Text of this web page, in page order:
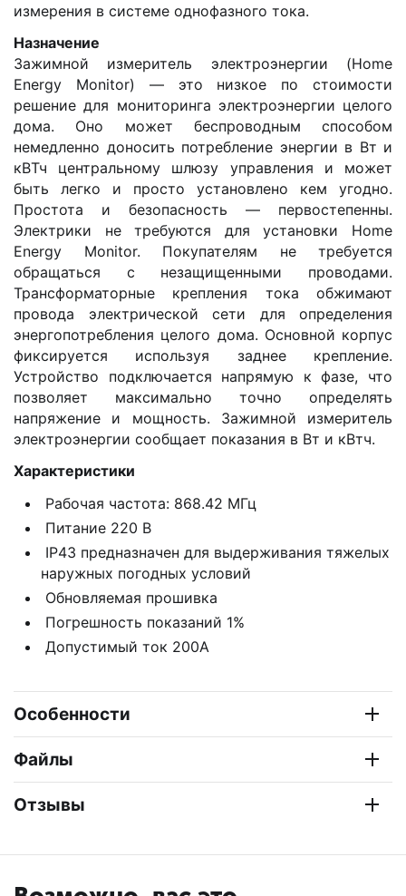
измерения в системе однофазного тока.
Назначение
Зажимной измеритель электроэнергии (Home
Energy Monitor) — это низкое по стоимости
решение для мониторинга электроэнергии целого
дома. Оно может беспроводным способом
немедленно доносить потребление энергии в Вт и
кВТч центральному шлюзу управления и может
быть легко и просто установлено кем угодно.
Простота и безопасность — первостепенны.
Электрики не требуются для установки Home
Energy Monitor. Покупателям не требуется
обращаться с незащищенными проводами.
Трансформаторные крепления тока обжимают
провода электрической сети для определения
энергопотребления целого дома. Основной корпус
фиксируется используя заднее крепление.
Устройство подключается напрямую к фазе, что
позволяет максимально точно определять
напряжение и мощность. Зажимной измеритель
электроэнергии сообщает показания в Вт и кВтч.
Xарактеристики
Рабочая частота: 868.42 МГц
Питание 220 В
IP43 предназначен для выдерживания тяжелых
наружных погодных условий
Обновляемая прошивка
Погрешность показаний 1%
Допустимый ток 200А
Особенности
Файлы
Отзывы